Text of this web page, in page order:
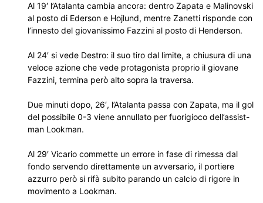
Al 19′ l’Atalanta cambia ancora: dentro Zapata e Malinovski
al posto di Ederson e Hojlund, mentre Zanetti risponde con
l’innesto del giovanissimo Fazzini al posto di Henderson.
Al 24′ si vede Destro: il suo tiro dal limite, a chiusura di una
veloce azione che vede protagonista proprio il giovane
Fazzini, termina però alto sopra la traversa.
Due minuti dopo, 26′, l’Atalanta passa con Zapata, ma il gol
del possibile 0-3 viene annullato per fuorigioco dell’assist-
man Lookman.
Al 29′ Vicario commette un errore in fase di rimessa dal
fondo servendo direttamente un avversario, il portiere
azzurro però si rifà subito parando un calcio di rigore in
movimento a Lookman.